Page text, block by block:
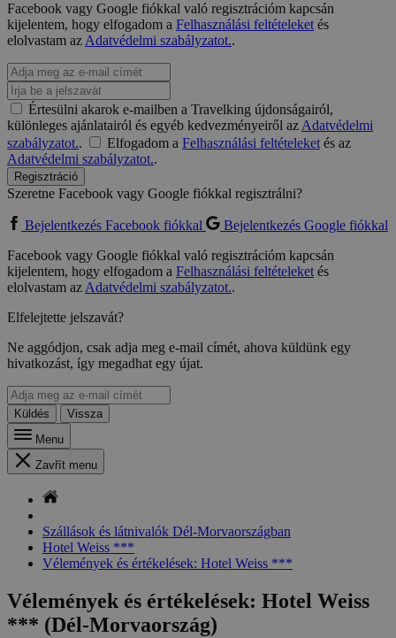
Facebook vagy Google fiókkal való regisztrációm kapcsán
kijelentem, hogy elfogadom a Felhasználási feltételeketés
elolvastam azAdatvédelmi szabályzatot..
Értesülni akarok e-mailben a Travelking újdonságairól,
különleges ajánlatairól és egyéb kedvezményeiről azAdatvédelmi
szabályzatot.. Elfogadom a Felhasználási feltételeketés az
Adatvédelmi szabályzatot..
Regisztráció
Szeretne Facebook vagy Google fiókkal regisztrálni?
Bejelentkezés Facebook fiókkal
Bejelentkezés Google fiókkal
Facebook vagy Google fiókkal való regisztrációm kapcsán
kijelentem, hogy elfogadom a Felhasználási feltételeketés
elolvastam azAdatvédelmi szabályzatot..
Elfelejtette jelszavát?
Ne aggódjon, csak adja meg e-mail címét, ahova küldünk egy
hivatkozást, így megadhat egy újat.
Küldés
Vissza
Menu
Zavřít menu
Szállások és látnivalók Dél-Morvaországban
Hotel Weiss ***
Vélemények és értékelések: Hotel Weiss ***
Vélemények és értékelések: Hotel Weiss
*** (Dél-Morvaország)